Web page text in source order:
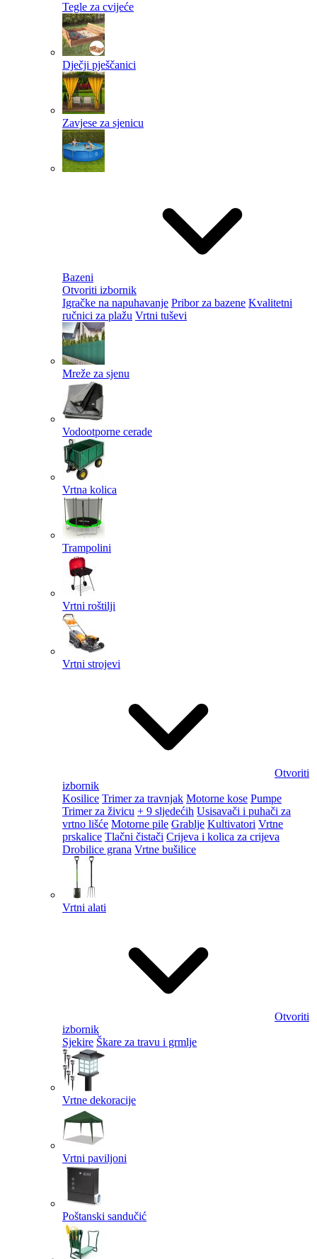
Tegle za cvijeće
Dječji pješčanici
Zavjese za sjenicu
Bazeni
Otvoriti izbornik
Igračke na napuhavanje Pribor za bazene Kvalitetni
ručnici za plažu Vrtni tuševi
Mreže za sjenu
Vodootporne cerade
Vrtna kolica
Trampolini
Vrtni roštilji
Vrtni strojevi
Otvoriti
izbornik
Kosilice Trimer za travnjak Motorne kose Pumpe
Trimer za živicu + 9 sljedećih Usisavači i puhači za
vrtno lišće Motorne pile Grablje Kultivatori Vrtne
prskalice Tlačni čistači Crijeva i kolica za crijeva
Drobilice grana Vrtne bušilice
Vrtni alati
Otvoriti
izbornik
Sjekire Škare za travu i grmlje
Vrtne dekoracije
Vrtni paviljoni
Poštanski sandučić